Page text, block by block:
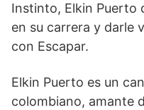
Instinto, Elkin Puerto
en su carrera y darle
con Escapar.
Elkin Puerto es un
colombiano, amante